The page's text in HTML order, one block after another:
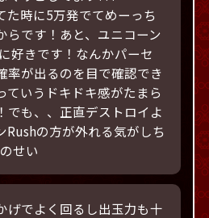
た時に5万発でてめーっち
らです！あと、ユニコーン
好きです！なんかパーセ
率が出るのを目で確認でき
ていうドキドキ感がたまら
でも、、正直デストロイよ
Rushの方が外れる気がしち
せい
げでよく回るし出玉力も十